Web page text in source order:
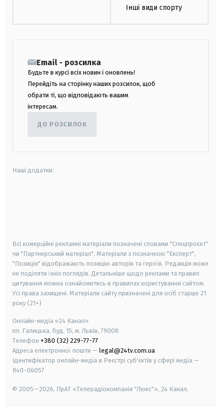
Інші види спорту
Email - розсилка
Будьте в курсі всіх новин і оновлень!
Перейдіть на сторінку наших розсилок, щоб
обрати ті, що відповідають вашим
інтересам.
ДО РОЗСИЛОК
Наші додатки:
Всі комерційні рекламні матеріали позначені словами "Спецпроєкт"
чи "Партнерський матеріал". Матеріали з позначкою "Експерт",
"Позиція" відображають позицію авторів та героїв. Редакція може
не поділяти їхніх поглядів. Детальніше щодо реклами та правил
цитування можна ознайомитись в правилах користування сайтом.
Усі права захищені. Матеріали сайту призначені для осіб старше 21
року (21+)
Онлайн-медіа «24 Канал»
пл. Галицька, буд. 15, м. Львів, 79008
Телефон +380 (32) 229-77-77
Адреса електронної пошти — legal@24tv.com.ua
Ідентифікатор онлайн-медіа в Реєстрі суб'єктів у сфері медіа —
R40-06057
© 2005—2026, ПрАТ «Телерадіокомпанія "Люкс"», 24 Канал.